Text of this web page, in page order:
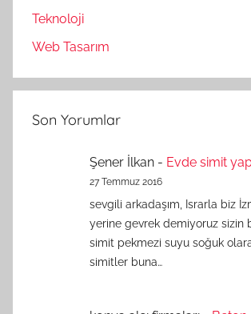
Teknoloji
Web Tasarım
Son Yorumlar
Şener İlkan - Evde simit
27 Temmuz 2016
sevgili arkadaşım, Israrla biz
yerine gevrek demiyoruz sizin
simit pekmezi suyu soğuk
simitler buna…